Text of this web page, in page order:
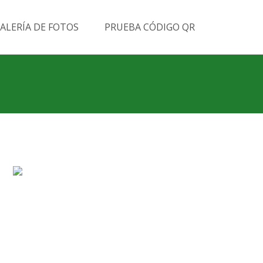
DE FOTOS PRUEBA CÓDIGO QR